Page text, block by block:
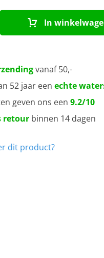
In
vanaf 50,-
52 jaar een echte
geven ons een 9.2/10
retourbinnen 14 dagen
dit product?